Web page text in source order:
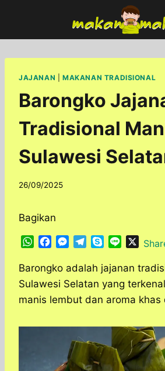
content
JAJANAN MAKANAN TRADISIONAL
Barongko
Tradisional
Sulawesi
By
26/09/2025
Bagikan
W
a
t
A
c
e
o
M
s
s
n
r
l
e
g
r
y
p
e
n
e
X
Barongko adalah jajanan
Sulawesi Selatan yang
manis lembut dan aroma khas